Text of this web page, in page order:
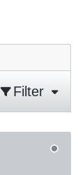
Filter